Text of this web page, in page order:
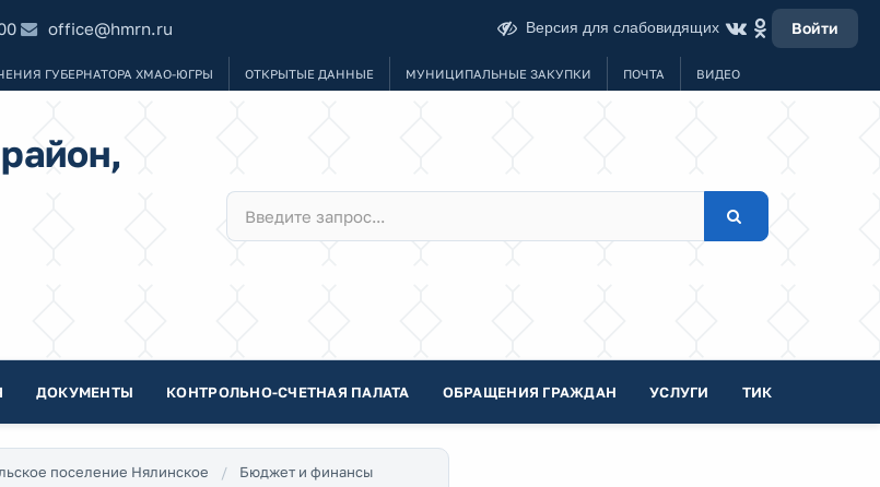
office@hmrn.ru Версия для слабовидящих Войти
ГУБЕРНАТОРА ХМАО-ЮГРЫ ОТКРЫТЫЕ ДАННЫЕ МУНИЦИПАЛЬНЫЕ ЗАКУПКИ ПОЧТА ВИДЕО
ДОКУМЕНТЫ КОНТРОЛЬНО-СЧЕТНАЯ ПАЛАТА ОБРАЩЕНИЯ ГРАЖДАН УСЛУГИ ТИК
поселение Нялинское
Бюджет и финансы